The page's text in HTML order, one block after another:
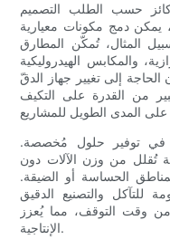
حسب الطلب التصميم
يمكن دمج مكونات معيارية
المثال، تُمكّن المطارق
والمكابس الهيدروليكية
إلى تغيير جهاز الدقّ
من القدرة على التكيف
في توفير حلول مُخصصة.
تُقلل من وزن الآلات دون
الحساسة أو الضيقة.
للتآكل والتصنيع الدقيق
من وقت التوقف، مما يُعزز
الإنتاجية.